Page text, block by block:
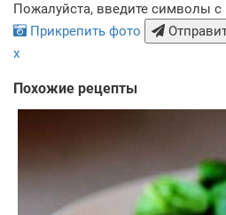
Пожалуйста, введите символы с
Прикрепить фото
x
Похожие рецепты